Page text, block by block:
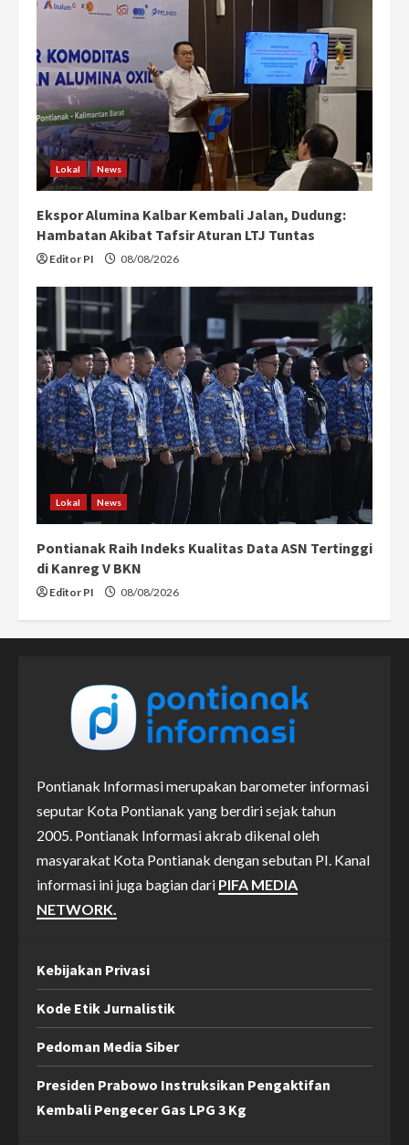
Lokal News
Ekspor Alumina Kalbar Kembali Jalan, Dudung:
Hambatan Akibat Tafsir Aturan LTJ Tuntas
Editor PI 08/08/2026
Lokal News
Pontianak Raih Indeks Kualitas Data ASN Tertinggi
di Kanreg V BKN
Editor PI 08/08/2026
Pontianak Informasi merupakan barometer informasi
seputar Kota Pontianak yang berdiri sejak tahun
2005. Pontianak Informasi akrab dikenal oleh
masyarakat Kota Pontianak dengan sebutan PI. Kanal
informasi ini juga bagian dari PIFA MEDIA
NETWORK.
Kebijakan Privasi
Kode Etik Jurnalistik
Pedoman Media Siber
Presiden Prabowo Instruksikan Pengaktifan
Kembali Pengecer Gas LPG 3 Kg